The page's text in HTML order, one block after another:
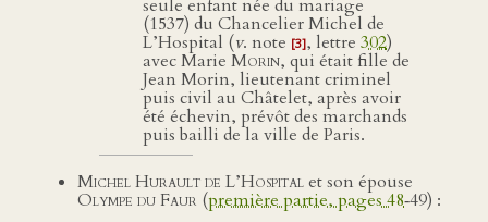
seule enfant née du mariage
(1537) du Chancelier Michel de
L’Hospital (v. note [3], lettre 302)
avec Marie Morin, qui était fille de
Jean Morin, lieutenant criminel
puis civil au Châtelet, après avoir
été échevin, prévôt des marchands
puis bailli de la ville de Paris.
Michel Hurault de L’Hospitalet son épouse
Olympe du Faur (première partie, pages 48‑49) :